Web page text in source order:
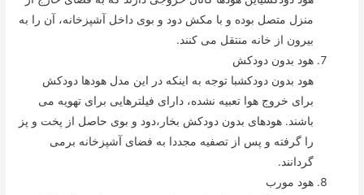
منزل متصل بوده و با مکش دود و بوی داخل آشپزخانه، آن را به
بیرون از خانه منتقل می کنند.
هود بدون دودکش
هود بدون دودکشبا توجه به اینکه در این مدل هودها دودکش
برای خروج هوا تعبیه نشده، دارای فیلترهایی برای تهویه می
باشند. هودهای بدون دودکش بخار،دود و بوی حاصل از پخت و پز
را گرفته و پس از تصفیه مجددا به فضای آشپزخانه برمی
گردانند.
هود مورب